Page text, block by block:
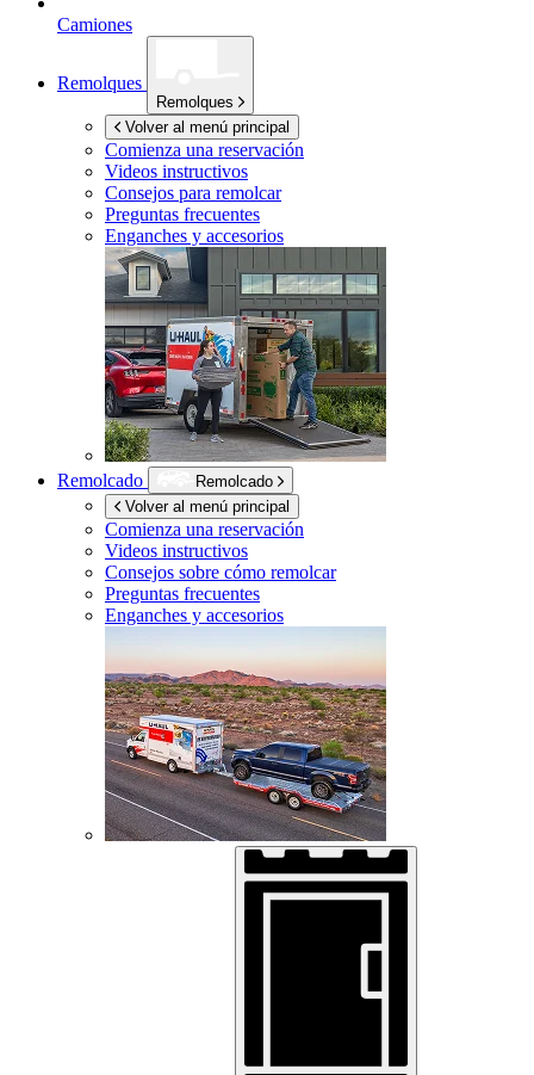
Camiones
Remolques
Remolques
Volver al menú principal
Comienza una reservación
Videos instructivos
Consejos para remolcar
Preguntas frecuentes
Enganches y accesorios
Remolcado
Remolcado
Volver al menú principal
Comienza una reservación
Videos instructivos
Consejos sobre cómo remolcar
Preguntas frecuentes
Enganches y accesorios